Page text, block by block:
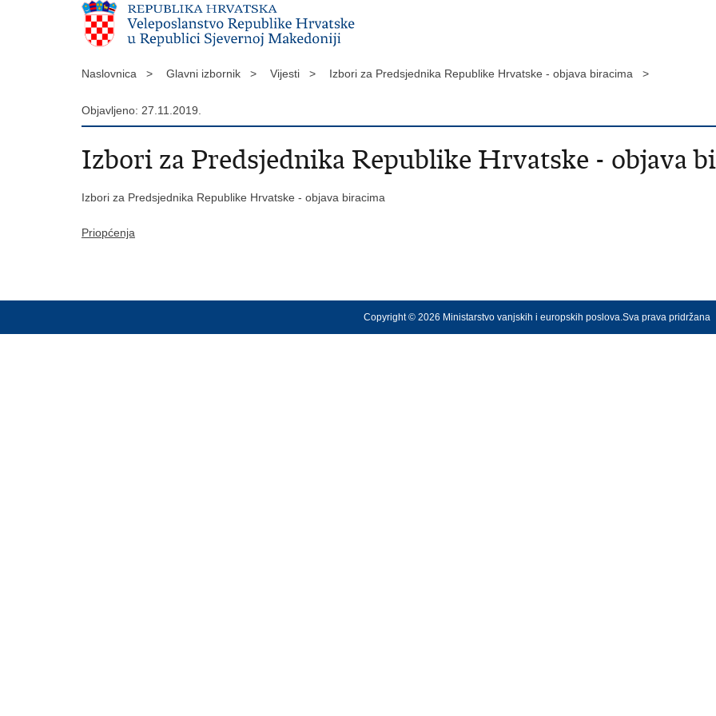
Naslovnica > Glavni izbornik > Vijesti > Izbori za Predsjednika Republike Hrvatske - objava biracima >
Objavljeno: 27.11.2019.
Izbori za Predsjednika Republike Hrvatske - objava
Izbori za Predsjednika Republike Hrvatske - objava biracima
Priopćenja
Copyright © 2026 Ministarstvo vanjskih i europskih poslova.Sva prava pridržana